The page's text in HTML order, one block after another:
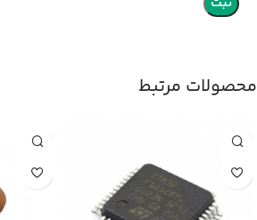
محصولات مرتبط